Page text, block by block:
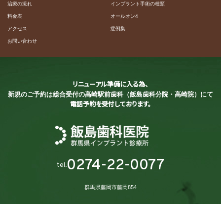
治療の流れ
料金表
アクセス
お問い合わせ
インプラント手術の種類
オールオン4
症例集
リニューアル準備に入る為、
新規のご予約は総合受付の高崎駅前歯科（飯島歯科分院・高崎院）にて
電話予約を受付しております。
tel.0274-22-0077
群馬県藤岡市藤岡854